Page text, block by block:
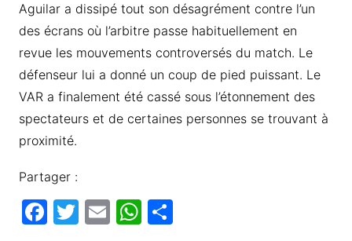
Aguilar a dissipé tout son désagrément contre l’un
des écrans où l’arbitre passe habituellement en
revue les mouvements controversés du match. Le
défenseur lui a donné un coup de pied puissant. Le
VAR a finalement été cassé sous l’étonnement des
spectateurs et de certaines personnes se trouvant à
proximité.
Partager :
F T E W P